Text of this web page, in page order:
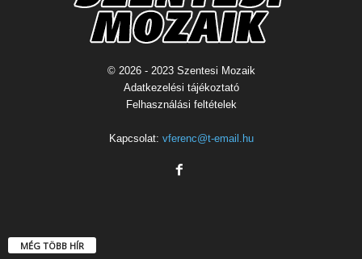
© 2026 - 2023 Szentesi Mozaik
Adatkezelési tájékoztató
Felhasználási feltételek
Kapcsolat: vferenc@t-email.hu
MÉG TÖBB HÍR